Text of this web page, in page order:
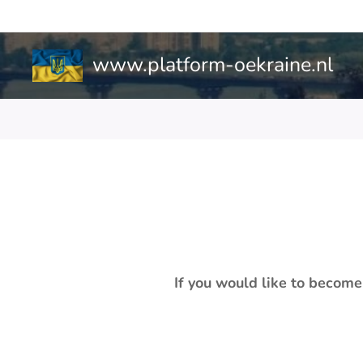
www.platform-oekraine.nl
If you would like to